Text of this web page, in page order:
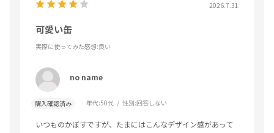
2026.7.31
可愛い缶
実際に使ってみた感想:良い
no name
購入確認済み 年代:50代 性別:回答しない
いつものかぼすですが、たまにはこんなデザイン感があって